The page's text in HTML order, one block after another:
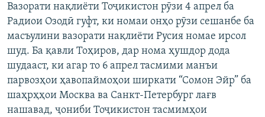
Вазорати нақлиёти Тоҷикистон рӯзи 4 апрел ба
Радиои Озодӣ гуфт, ки номаи онҳо рӯзи сешанбе ба
масъулини вазорати нақлиёти Русия номае ирсол
шуд. Ба қавли Тоҳиров, дар нома ҳушдор дода
шудааст, ки агар то 6 апрел тасмими манъи
парвозҳои ҳавопаймоҳои ширкати “Сомон Эйр” ба
шаҳрҳҳои Москва ва Санкт-Петербург лағв
нашавад, ҷониби Тоҷикистон тасмимҳои